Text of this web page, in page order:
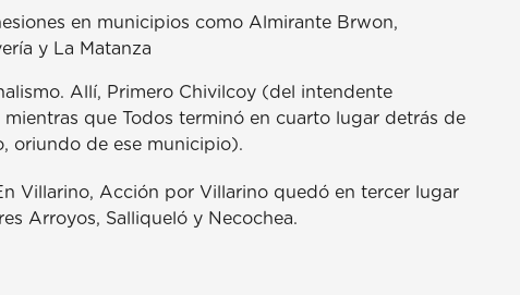
en municipios como Almirante Brwon,
y La Matanza
Allí, Primero Chivilcoy (del intendente
que Todos terminó en cuarto lugar detrás de
oriundo de ese municipio).
Villarino, Acción por Villarino quedó en tercer lugar
Arroyos, Salliqueló y Necochea.